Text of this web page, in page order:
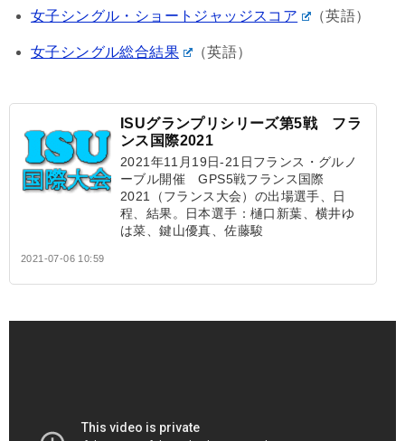
女子シングル・ショートジャッジスコア （英語）
女子シングル総合結果 （英語）
ISUグランプリシリーズ第5戦 フラ
ンス国際2021
2021年11月19日-21日フランス・グルノ
ーブル開催 GPS5戦フランス国際
2021（フランス大会）の出場選手、日
程、結果。日本選手：樋口新葉、横井ゆ
は菜、鍵山優真、佐藤駿
2021-07-06 10:59